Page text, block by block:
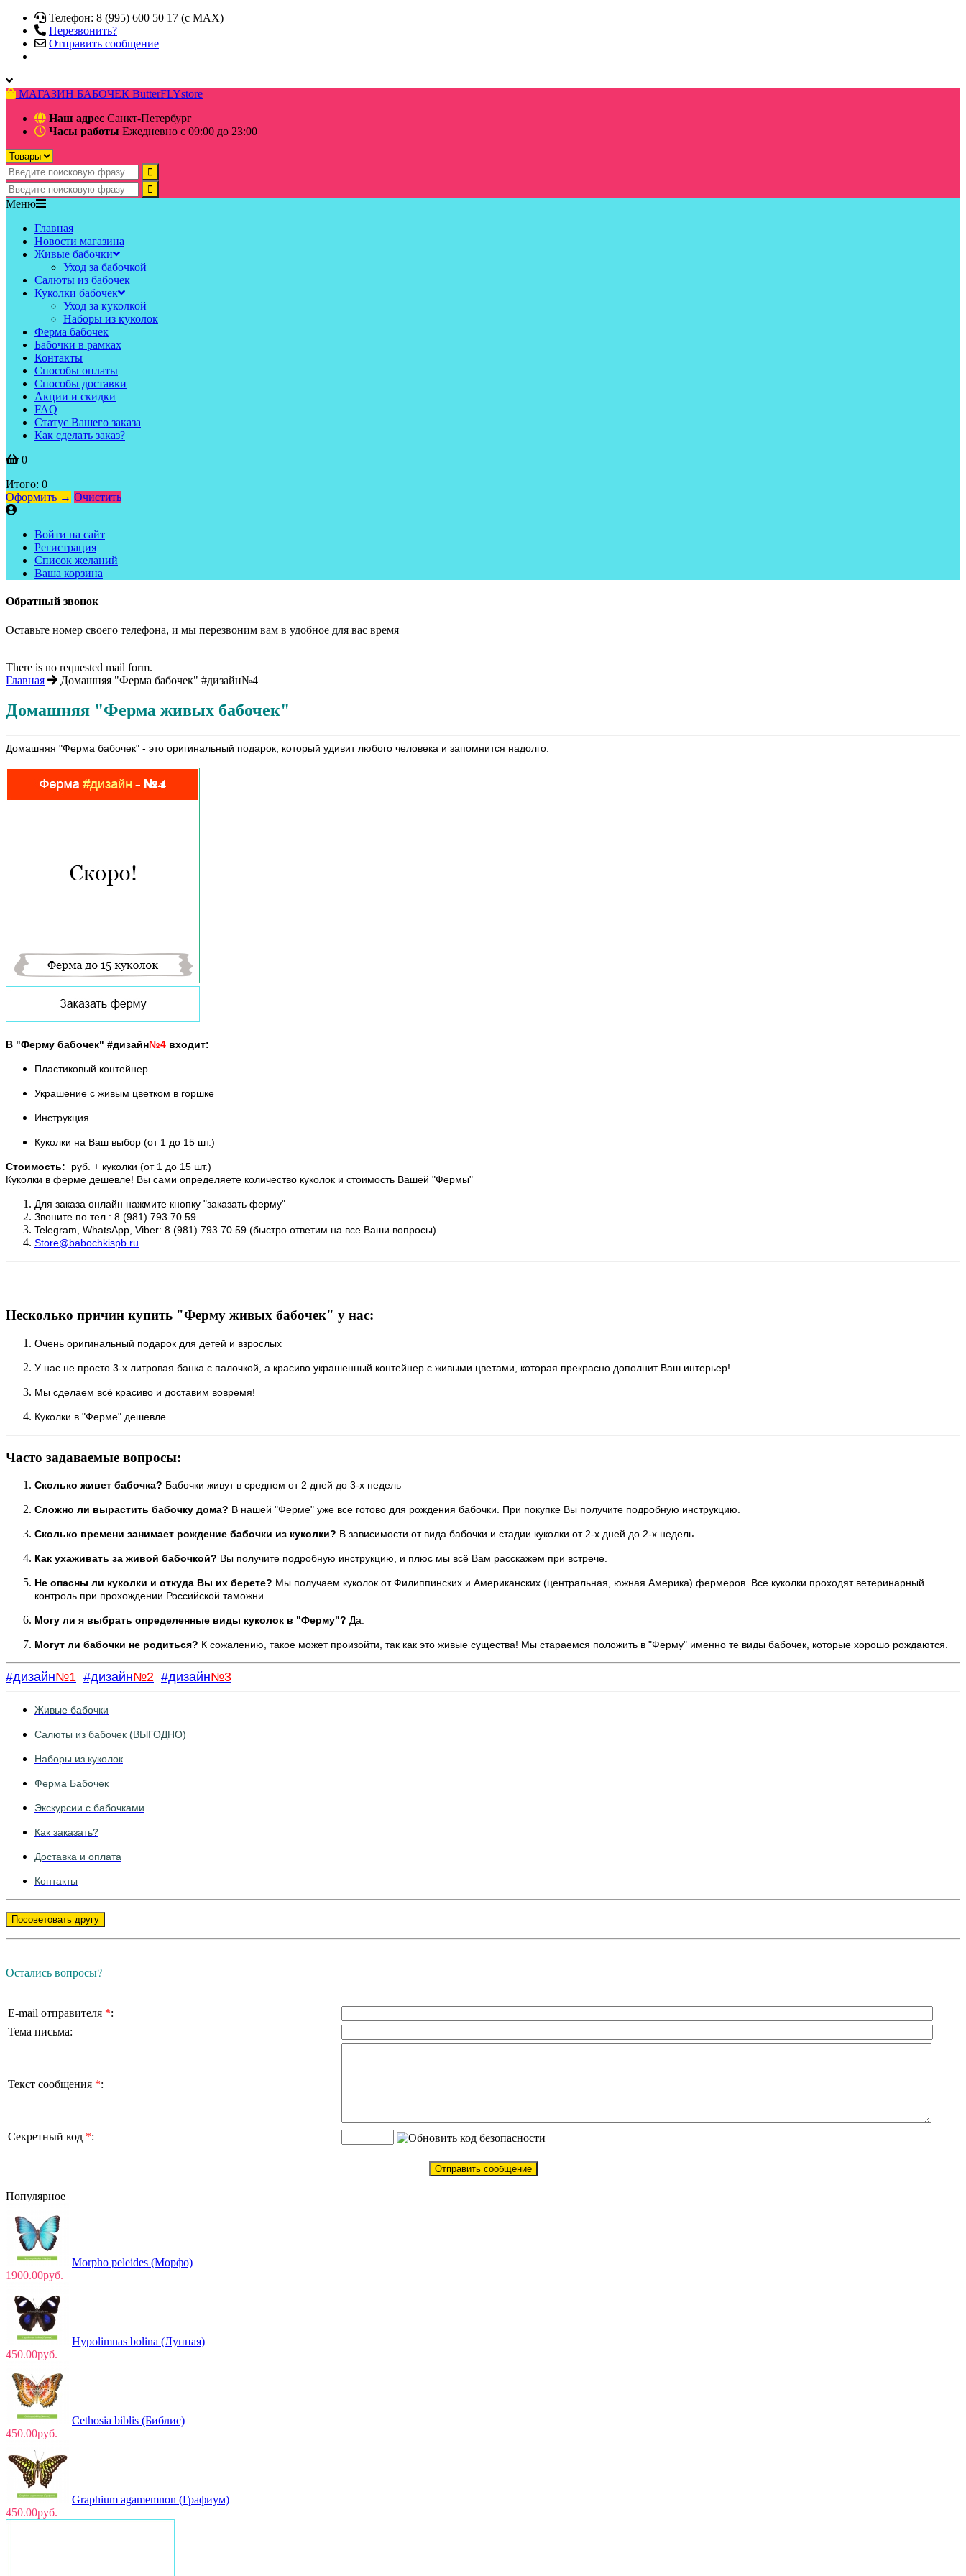
Телефон: 8 (995) 600 50 17 (c MAX)
Перезвонить?
Отправить сообщение
МАГАЗИН БАБОЧЕК ButterFLYstore
Наш адрес Санкт-Петербург
Часы работы Ежедневно с 09:00 до 23:00
Меню
Главная
Новости магазина
Живые бабочки
Уход за бабочкой
Салюты из бабочек
Куколки бабочек
Уход за куколкой
Наборы из куколок
Ферма бабочек
Бабочки в рамках
Контакты
Способы оплаты
Способы доставки
Акции и скидки
FAQ
Статус Вашего заказа
Как сделать заказ?
0
Итого: 0
Оформить → Очистить
Войти на сайт
Регистрация
Список желаний
Ваша корзина
Обратный звонок
Оставьте номер своего телефона, и мы перезвоним вам в удобное для вас время
There is no requested mail form.
Главная
Домашняя "Ферма бабочек" #дизайн№4
Домашняя "Ферма живых бабочек"
Домашняя "Ферма бабочек" - это оригинальный подарок, который удивит любого человека и запомнится надолго.
В "Ферму бабочек" #дизайн№4 входит:
Пластиковый контейнер
Украшение с живым цветком в горшке
Инструкция
Куколки на Ваш выбор (от 1 до 15 шт.)
Стоимость: руб. + куколки (от 1 до 15 шт.)
Куколки в ферме дешевле! Вы сами определяете количество куколок и стоимость Вашей "Фермы"
Для заказа онлайн нажмите кнопку "заказать ферму"
Звоните по тел.: 8 (981) 793 70 59
Telegram, WhatsApp, Viber: 8 (981) 793 70 59 (быстро ответим на все Ваши вопросы)
Store@babochkispb.ru
Несколько причин купить "Ферму живых бабочек" у нас:
Очень оригинальный подарок для детей и взрослых
У нас не просто 3-х литровая банка с палочкой, а красиво украшенный контейнер с живыми цветами, которая прекрасно дополнит Ваш интерьер!
Мы сделаем всё красиво и доставим вовремя!
Куколки в "Ферме" дешевле
Часто задаваемые вопросы:
Сколько живет бабочка? Бабочки живут в среднем от 2 дней до 3-х недель
Сложно ли вырастить бабочку дома? В нашей "Ферме" уже все готово для рождения бабочки. При покупке Вы получите подробную инструкцию.
Сколько времени занимает рождение бабочки из куколки? В зависимости от вида бабочки и стадии куколки от 2-х дней до 2-х недель.
Как ухаживать за живой бабочкой? Вы получите подробную инструкцию, и плюс мы всё Вам расскажем при встрече.
Не опасны ли куколки и откуда Вы их берете? Мы получаем куколок от Филиппинских и Американских (центральная, южная Америка) фермеров. Все куколки проходят ветеринарный
контроль при прохождении Российской таможни.
Могу ли я выбрать определенные виды куколок в "Ферму"? Да.
Могут ли бабочки не родиться? К сожалению, такое может произойти, так как это живые существа! Мы стараемся положить в "Ферму" именно те виды бабочек, которые хорошо рождаются.
#дизайн№1 #дизайн№2 #дизайн№3
Живые бабочки
Салюты из бабочек (ВЫГОДНО)
Наборы из куколок
Ферма Бабочек
Экскурсии с бабочками
Как заказать?
Доставка и оплата
Контакты
Остались вопросы?
E-mail отправителя *:
Тема письма:
Текст сообщения *:
Секретный код *:
Популярное
Morpho peleides (Морфо)
1900.00руб.
Hypolimnas bolina (Лунная)
450.00руб.
Cethosia biblis (Библис)
450.00руб.
Graphium agamemnon (Графиум)
450.00руб.